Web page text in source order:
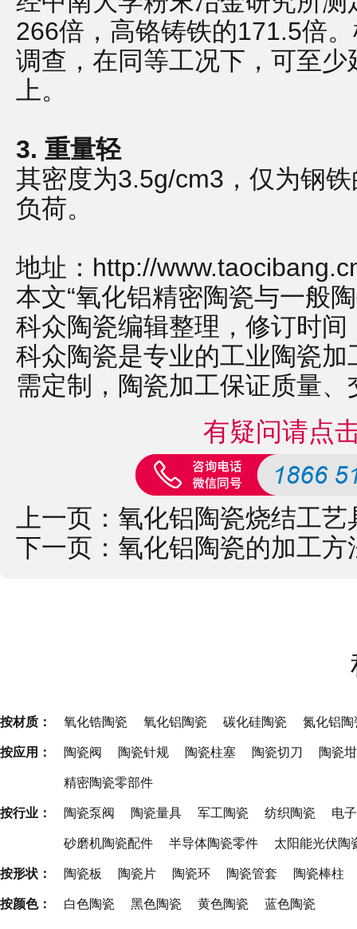
266倍，高铬铸铁的171.5倍
调查，在同等工况下，可至
上。
3. 重量轻
其密度为3.5g/cm3，仅为钢
负荷。
地址： http://
本文“氧化铝精密陶瓷与一般
科众陶瓷编辑整理，修订时
科众陶瓷是专业的工业陶瓷加
需定制， 陶瓷加工保证质量、
有疑问请点
上一页： 氧化铝陶瓷烧结工
下一页： 氧化铝陶瓷的加工
按材质： 氧化锆陶瓷 氧化铝陶瓷 碳化硅陶瓷 氮化铝陶
按应用： 陶瓷阀 陶瓷针规 陶瓷柱塞 陶瓷切刀 陶瓷
精密陶瓷零部件
按行业： 陶瓷泵阀 陶瓷量具 军工陶瓷 纺织陶瓷 电
砂磨机陶瓷配件 半导体陶瓷零件 太阳能光伏陶
按形状： 陶瓷板 陶瓷片 陶瓷环 陶瓷管套 陶瓷棒柱
按颜色： 白色陶瓷 黑色陶瓷 黄色陶瓷 蓝色陶瓷